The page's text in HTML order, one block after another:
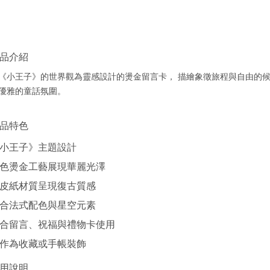
介紹
小王子》的世界觀為靈感設計的燙金留言卡， 描繪象徵旅程與自由的
雅的童話氛圍。
特色
王子》主題設計
燙金工藝展現華麗光澤
紙材質呈現復古質感
法式配色與星空元素
留言、祝福與禮物卡使用
為收藏或手帳裝飾
說明